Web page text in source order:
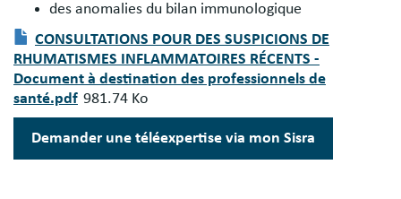
des anomalies du bilan immunologique
Document
CONSULTATIONS POUR DES SUSPICIONS DE
RHUMATISMES INFLAMMATOIRES RÉCENTS -
Document à destination des professionnels de
santé.pdf 981.74 Ko
Demander une téléexpertise via mon Sisra